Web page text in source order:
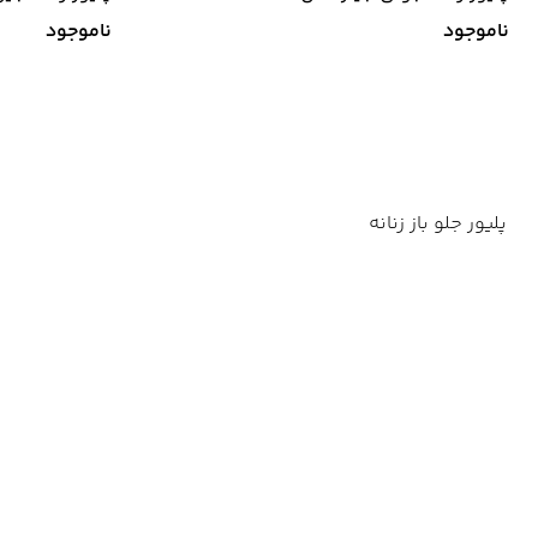
ناموجود
ناموجود
پلیور جلو باز زنانه